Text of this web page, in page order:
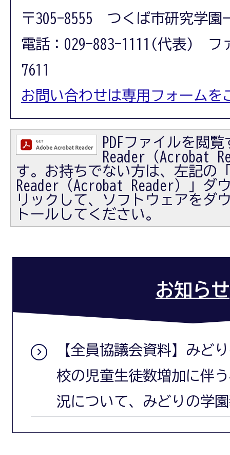
〒305-8555 つくば市研究学園
電話：029-883-1111(代表) フ
7611
お問い合わせは専用フォームを
PDFファイルを閲
Reader（Acrobat
す。お持ちでない方は、左記の
Reader（Acrobat Reader）」ダ
リックして、ソフトウェアをダ
トールしてください。
お知らせ
【全員協議会資料】みど
校の児童生徒数増加に伴
況について、みどりの学